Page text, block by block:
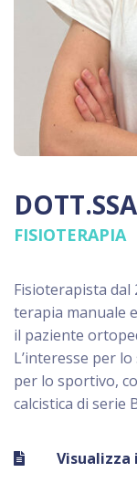
FISIOTERAPIA
Fisioterapista dal
terapia manuale
il paziente
L’interesse per
per lo sportivo,
calcistica di serie
Visualizza